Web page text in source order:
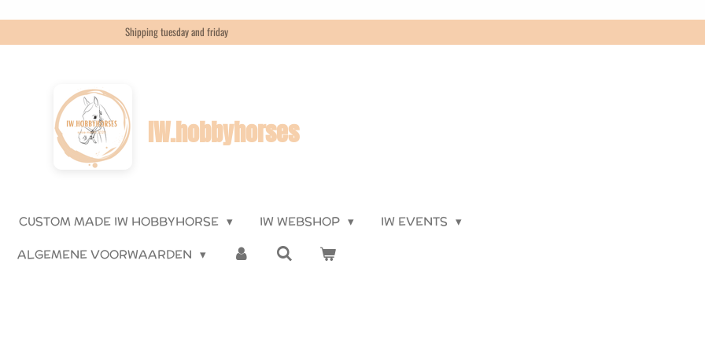
Shipping tuesday and friday
IW.hobbyhorses
CUSTOM MADE IW HOBBYHORSE IW WEBSHOP
IW EVENTS
ALGEMENE VOORWAARDEN